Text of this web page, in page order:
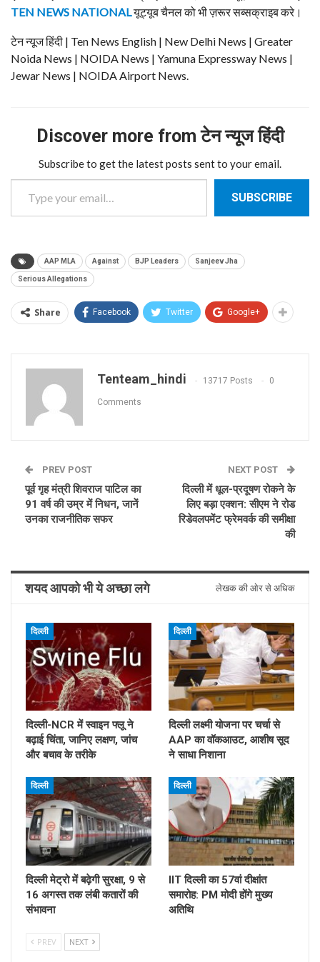
TEN NEWS NATIONALयूट्यूब चैनल को भी ज़रूर सब्सक्राइब करे।
टेन न्यूज हिंदी | Ten News English | New Delhi News | Greater
Noida News | NOIDA News | Yamuna Expressway News |
Jewar News | NOIDA Airport News.
Discover more from टेन न्यूज हिंदी
Subscribe to get the latest posts sent to your email.
Type your email…
SUBSCRIBE
AAP MLA Against BJP Leaders Sanjeev Jha
Serious Allegations
Share Facebook Twitter Google+
Tenteam_hindi 13717 Posts 0
Comments
PREV POST
पूर्व गृह मंत्री शिवराज पाटिल का
91 वर्ष की उम्र में निधन, जानें
उनका राजनीतिक सफर
NEXT POST
दिल्ली में धूल-प्रदूषण रोकने के
लिए बड़ा एक्शन: सीएम ने रोड
रिडेवलपमेंट फ्रेमवर्क की समीक्षा
की
शयद आपको भी ये अच्छा लगे लेखक की ओर से अधिक
दिल्ली
दिल्ली-NCR में स्वाइन फ्लू ने
बढ़ाई चिंता, जानिए लक्षण, जांच
और बचाव के तरीके
दिल्ली
दिल्ली लक्ष्मी योजना पर चर्चा से
AAP का वॉकआउट, आशीष सूद
ने साधा निशाना
दिल्ली
दिल्ली मेट्रो में बढ़ेगी सुरक्षा, 9 से
16 अगस्त तक लंबी कतारों की
संभावना
दिल्ली
IIT दिल्ली का 57वां दीक्षांत
समारोह: PM मोदी होंगे मुख्य
अतिथि
PREV NEXT